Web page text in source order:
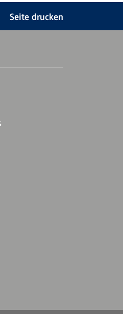
Seite drucken